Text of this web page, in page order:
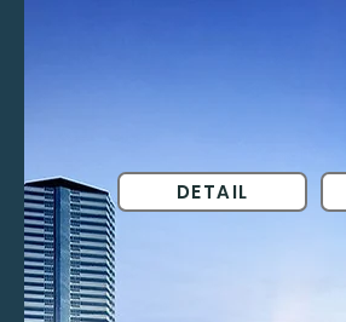
DETAIL